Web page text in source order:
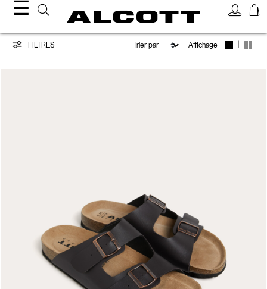
☰
Chaussures
FILTRES Affichage